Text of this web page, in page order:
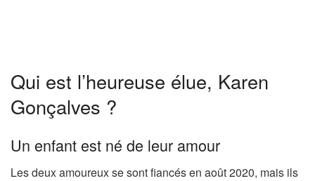
Qui est l’heureuse élue, Karen
Gonçalves ?
Un enfant est né de leur amour
Les deux amoureux se sont fiancés en août 2020, mais ils